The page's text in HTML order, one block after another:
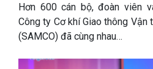
Hơn 600 cán bộ, đoàn viên
Công ty Cơ khí Giao thông Vận
(SAMCO) đã cùng nhau…